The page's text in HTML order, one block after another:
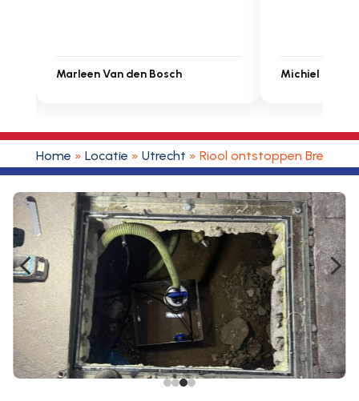
Michiel Uitdenbongerd Sarah Touat
Home » Locatie » Utrecht » Riool ontstoppen
4 5